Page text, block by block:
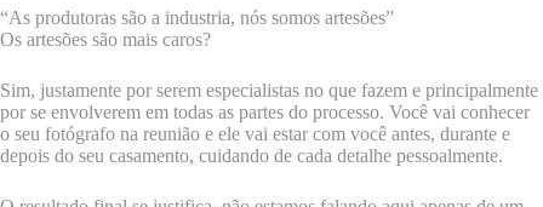
“As produtoras são a industria, nós somos artesões”
Os artesões são mais caros?
Sim, justamente por serem especialistas no que fazem e principalmente
por se envolverem em todas as partes do processo. Você vai conhecer
o seu fotógrafo na reunião e ele vai estar com você antes, durante e
depois do seu casamento, cuidando de cada detalhe pessoalmente.